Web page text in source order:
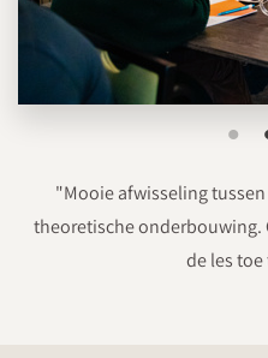
"Mooie afwisseling
theoretische onderbouwing.
de les